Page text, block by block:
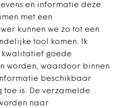
en informatie deze
met een
kunnen we zo tot een
tool komen. Ik
goede
worden, waardoor binnen
beschikbaar
toe is. De verzamelde
naar